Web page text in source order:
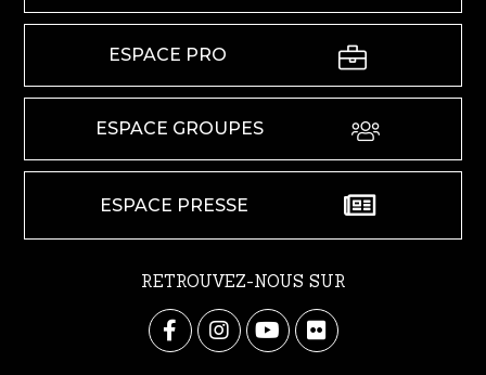
ESPACE PRO
ESPACE GROUPES
ESPACE PRESSE
RETROUVEZ-NOUS SUR